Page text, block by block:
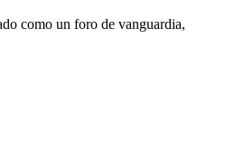
como un foro de vanguardia,